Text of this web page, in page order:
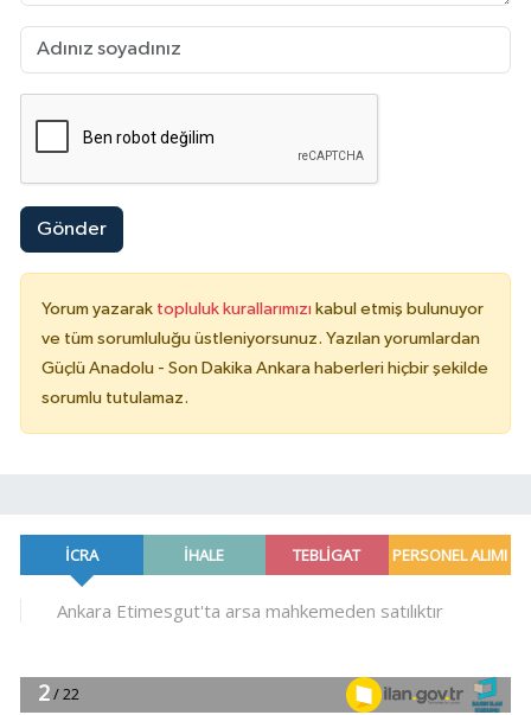
Gönder
Yorum yazarak topluluk kurallarımızı kabul etmiş bulunuyor
ve tüm sorumluluğu üstleniyorsunuz. Yazılan yorumlardan
Güçlü Anadolu - Son Dakika Ankara haberleri hiçbir şekilde
sorumlu tutulamaz.